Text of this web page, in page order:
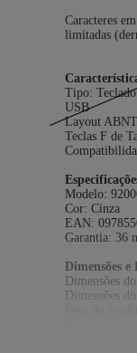
Caracteres
limitadas
Tipo:
USB
Layout
Teclas F de
Modelo:
Cor: Cinza
EAN:
Garantia: 36
Dimensões e
Dimensões
Dimensões